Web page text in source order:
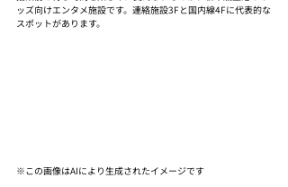
ッズ向けエンタメ施設です。連絡施設3Fと国内線4Fに代表的な
スポットがあります。
※この画像はAIにより生成されたイメージです